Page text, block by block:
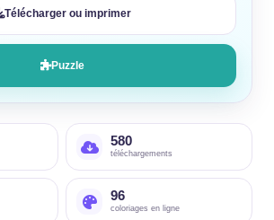
Télécharger ou imprimer
Puzzle
580
téléchargements
96
coloriages en ligne